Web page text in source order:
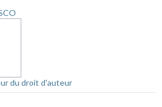
du droit d'auteur